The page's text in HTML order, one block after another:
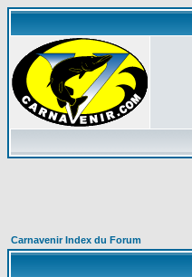
Carnavenir Index du Forum